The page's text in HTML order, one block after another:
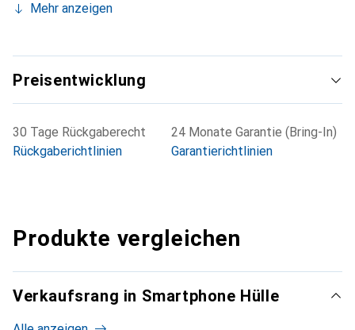
Mehr anzeigen
Preisentwicklung
30 Tage Rückgaberecht
Rückgaberichtlinien
24 Monate Garantie (Bring-In)
Garantierichtlinien
Produkte vergleichen
Verkaufsrang in Smartphone Hülle